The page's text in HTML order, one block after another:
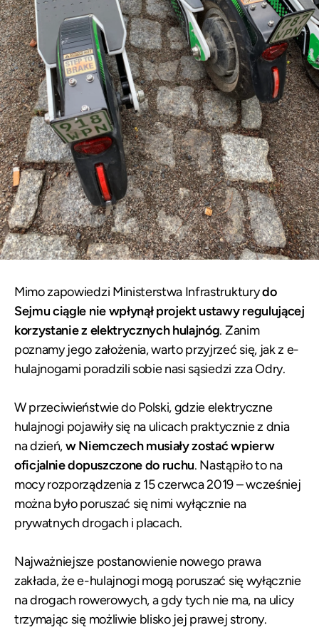
Mimo zapowiedzi Ministerstwa Infrastrukturydo
Sejmu ciągle nie wpłynął projekt ustawy regulującej
korzystanie z elektrycznych hulajnóg. Zanim
poznamy jego założenia, warto przyjrzeć się, jak z e-
hulajnogami poradzili sobie nasi sąsiedzi zza Odry.
W przeciwieństwie do Polski, gdzie elektryczne
hulajnogi pojawiły się na ulicach praktycznie z dnia
na dzień,w Niemczech musiały zostać wpierw
oficjalnie dopuszczone do ruchu. Nastąpiło to na
mocy rozporządzenia z 15 czerwca 2019 – wcześniej
można było poruszać się nimi wyłącznie na
prywatnych drogach i placach.
Najważniejsze postanowienie nowego prawa
zakłada, że e-hulajnogi mogą poruszać się wyłącznie
na drogach rowerowych, a gdy tych nie ma, na ulicy
trzymając się możliwie blisko jej prawej strony.